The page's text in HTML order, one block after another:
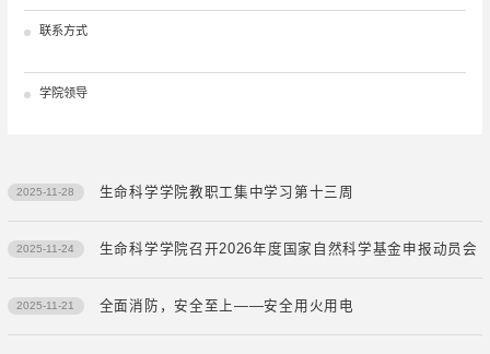
联系方式
学院领导
2025-11-28 生命科学学院教职工集中学习第十三周
2025-11-24 生命科学学院召开2026年度国家自然科学基金申报动员会
2025-11-21 全面消防，安全至上——安全用火用电